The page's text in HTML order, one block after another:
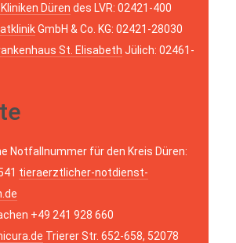
Düren des LVR: 02421-400
GmbH & Co. KG: 02421-28030
St. Elisabeth Jülich: 02461-
Notfallnummer für den Kreis Düren:
tieraerztlicher-notdienst-
+49 241 928 660
Trierer Str. 652-658, 52078